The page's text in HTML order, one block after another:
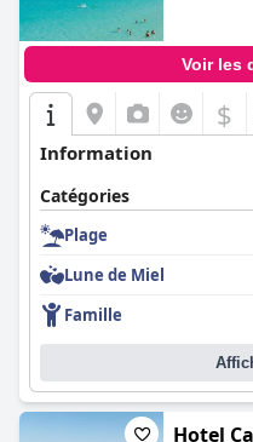
Voir les
$
Information
Catégories
Plage
Lune de Miel
Famille
Hotel